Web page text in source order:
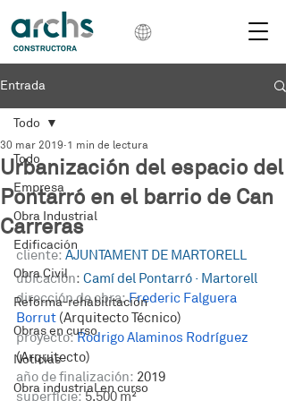
Entrada
Todo
Empresa
Obra Industrial
Edificación
Obra Civil
Reforma-rehabilitación
Obras en curso
Noticias
Obra industrial en curso
Todo
Urbanización del espacio del
Pontarró en el barrio de Can
Carreras
30 mar 2019 1 min de lectura
cliente: AJUNTAMENT DE MARTORELL
ubicación: Camí del Pontarró · Martorell
dirección de obra:Frederic Falguera
Borrut (Arquitecto Técnico)
proyecto:Rodrigo Alaminos Rodríguez
(Arquitecto)
año de finalización: 2019
superfície: 5.500 m²